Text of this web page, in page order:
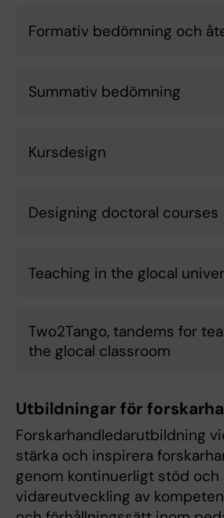
Formativ bedömning och
Summativ bedömning
Kursdesign
Designing doctoral courses
Teaching in the glocal
Two2Tango, tandems for
the glocal classroom
Utbildningar för
Forskarhandledarutbildning
stärka och inspirera
genom kontinuerligt stöd och
vidareutveckling av